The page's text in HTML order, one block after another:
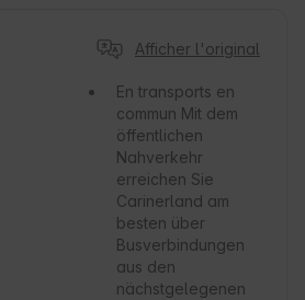
Afficher l'original
En transports en
commun Mit dem
öffentlichen
Nahverkehr
erreichen Sie
Carinerland am
besten über
Busverbindungen
aus den
nächstgelegenen